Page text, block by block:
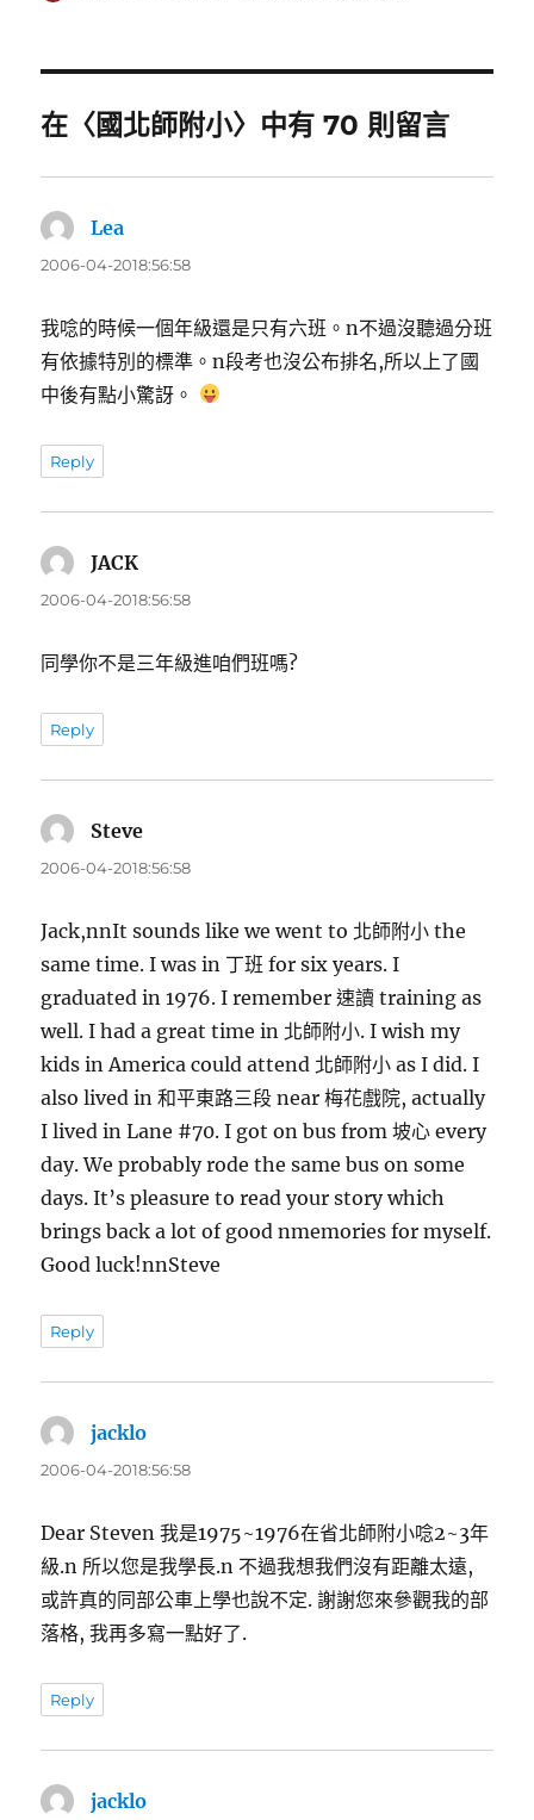
在〈國北師附小〉中有 70 則留言
Lea
示:
2006-04-2018:56:58
我唸的時候一個年級還是只有六班。n不過沒聽過分班
有依據特別的標準。n段考也沒公布排名,所以上了國
中後有點小驚訝。
Reply
JACK
示:
2006-04-2018:56:58
同學你不是三年級進咱們班嗎?
Reply
Steve
示:
2006-04-2018:56:58
Jack,nnIt sounds like we went to 北師附小 the
same time. I was in 丁班 for six years. I
graduated in 1976. I remember 速讀 training as
well. I had a great time in 北師附小. I wish my
kids in America could attend 北師附小 as I did. I
also lived in 和平東路三段 near 梅花戲院, actually
I lived in Lane #70. I got on bus from 坡心 every
day. We probably rode the same bus on some
days. It’s pleasure to read your story which
brings back a lot of good nmemories for myself.
Good luck!nnSteve
Reply
jacklo
示:
2006-04-2018:56:58
Dear Steven 我是1975~1976在省北師附小唸2~3年
級.n 所以您是我學長.n 不過我想我們沒有距離太遠,
或許真的同部公車上學也說不定. 謝謝您來參觀我的部
落格, 我再多寫一點好了.
Reply
jacklo